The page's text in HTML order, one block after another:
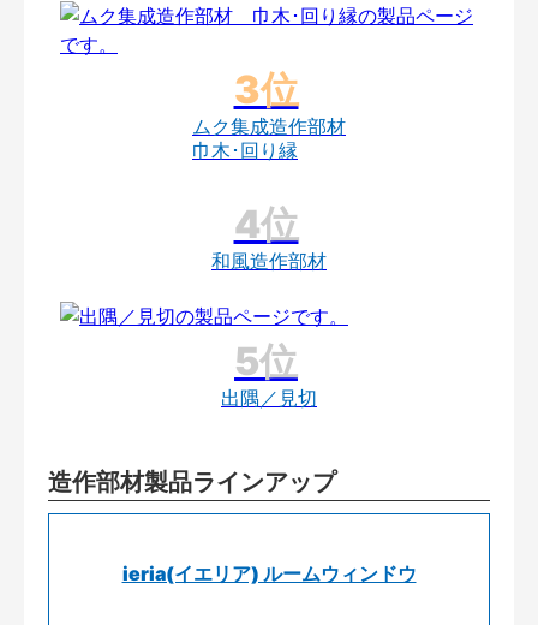
ムク集成造作部材
巾木･回り縁
和風造作部材
出隅／見切
造作部材製品ラインアップ
ieria(イエリア) ルームウィンドウ